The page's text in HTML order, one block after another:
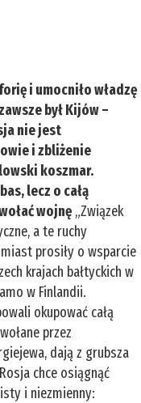
i umocniło władzę
był Kijów –
nie jest
i zbliżenie
koszmar.
lecz o całą
wojnę „Związek
a te ruchy
prosiły o wsparcie
krajach bałtyckich w
w Finlandii.
okupować całą
przez
dają z grubsza
chce osiągnąć
i niezmienny: